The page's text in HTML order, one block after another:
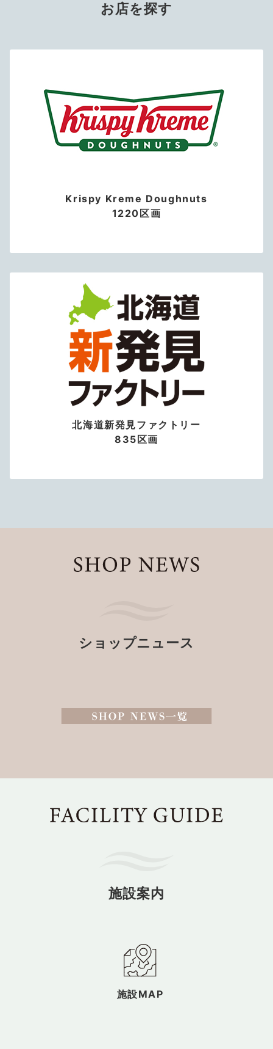
お店を探す
Krispy Kreme Doughnuts
1220区画
北海道新発見ファクトリー
835区画
ショップニュース
施設案内
施設MAP